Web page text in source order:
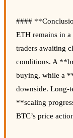
####
ETH remains in
traders awaiting
conditions. A
buying, while a
downside. Long-
**scaling
BTC’s price